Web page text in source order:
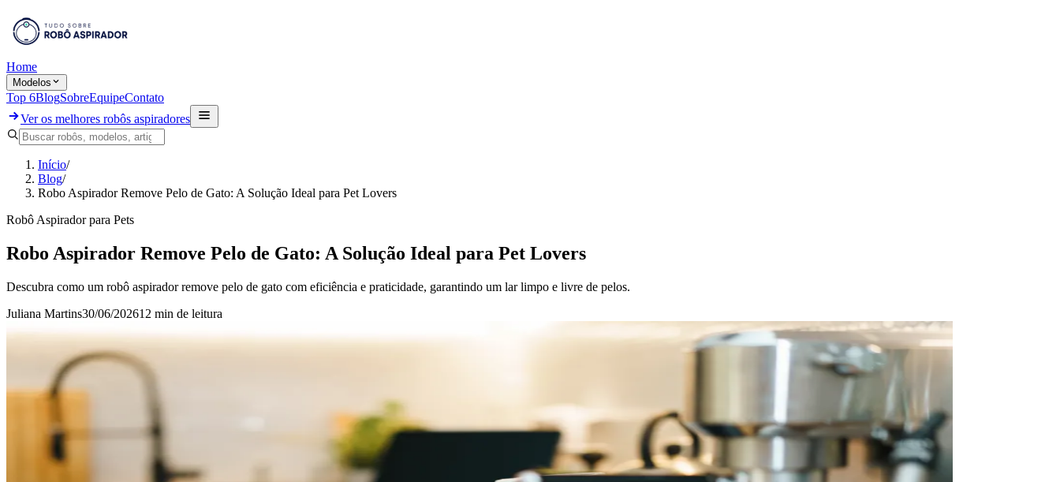
Home
Modelos
Top 6BlogSobreEquipeContato
Ver os melhores robôs aspiradores
Início/
Blog/
Robo Aspirador Remove Pelo de Gato: A Solução Ideal para Pet Lovers
Robô Aspirador para Pets
Robo Aspirador Remove Pelo de Gato: A Solução Ideal para Pet Lovers
Descubra como um robô aspirador remove pelo de gato com eficiência e praticidade, garantindo um lar limpo e livre de pelos.
Juliana Martins30/06/202612 min de leitura